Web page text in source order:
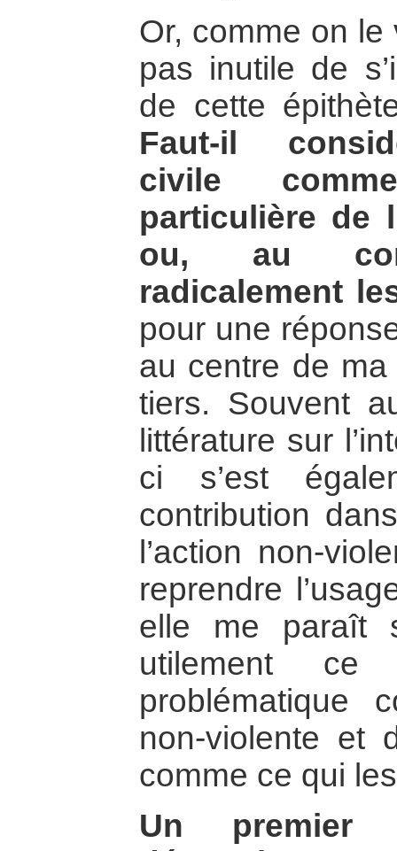
Or, comme on le
pas inutile de
de cette
Faut-il
civile
particulière de
ou, au
radicalement
pour une
au centre de
tiers. Souvent
littérature sur
ci s’est
contribution
l’action non-
reprendre
elle me paraît
utilement
problématique
non-violente et
comme ce qui
Un premier